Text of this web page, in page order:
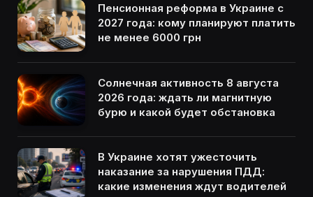
Пенсионная реформа в Украине с
2027 года: кому планируют платить
не менее 6000 грн
Солнечная активность 8 августа
2026 года: ждать ли магнитную
бурю и какой будет обстановка
В Украине хотят ужесточить
наказание за нарушения ПДД:
какие изменения ждут водителей